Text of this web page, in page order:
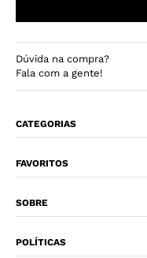
Dúvida na compra?
Fala com a gente!
CATEGORIAS
FAVORITOS
SOBRE
POLÍTICAS